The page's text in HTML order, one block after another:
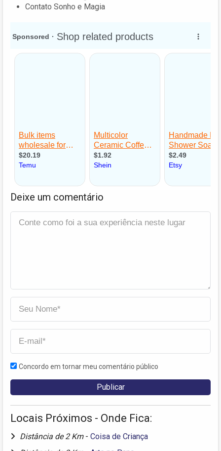
Contato Sonho e Magia
Deixe um comentário
Concordo em tornar meu comentário público
Locais Próximos - Onde Fica:
Distância de 2 Km - Coisa de Criança